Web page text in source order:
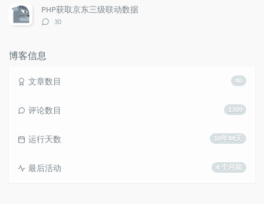
数：
PHP获取京东三级联动数据
评
30
博客信息
40
文章数目
1309
评论数目
10年44天
运行天数
4 个月前
最后活动